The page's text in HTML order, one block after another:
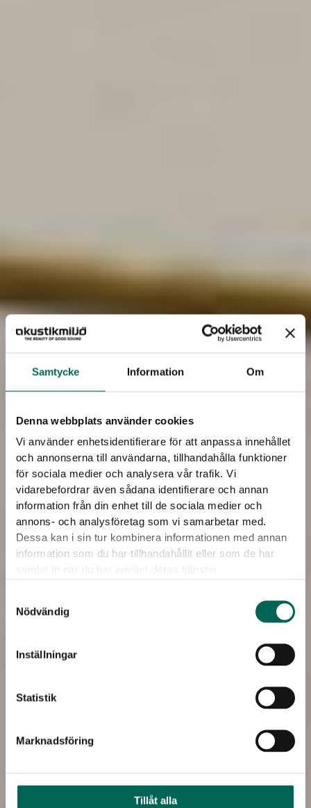
Samtycke Information Om
Denna webbplats använder cookies
Vi använder enhetsidentifierare för att anpassa innehållet
och annonserna till användarna, tillhandahålla funktioner
för sociala medier och analysera vår trafik. Vi
vidarebefordrar även sådana identifierare och annan
information från din enhet till de sociala medier och
annons- och analysföretag som vi samarbetar med.
Dessa kan i sin tur kombinera informationen med annan
information som du har tillhandahållit eller som de har
samlat in när du har använt deras tjänster.
Nödvändig
Inställningar
Statistik
Marknadsföring
Tillåt alla